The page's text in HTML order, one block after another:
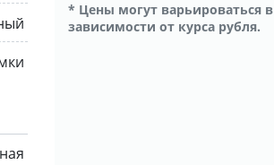
* Цены могут варьироваться в
зависимости от курса рубля.